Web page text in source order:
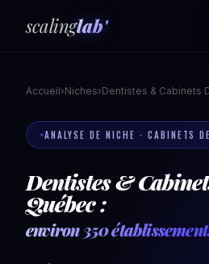
scalinglab'
Accueil›Niches›Dentistes & Cabinets
ANALYSE DE NICHE · CABINETS
Dentistes &
Québec :
environ 350